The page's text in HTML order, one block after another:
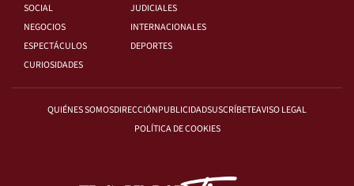
SOCIAL
JUDICIALES
NEGOCIOS
INTERNACIONALES
ESPECTÁCULOS
DEPORTES
CURIOSIDADES
QUIÉNES SOMOSDIRECCIÓNPUBLICIDADSUSCRÍBETEAVISO LEGAL
POLÍTICA DE COOKIES